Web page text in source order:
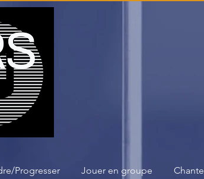
Progresser Jouer en groupe